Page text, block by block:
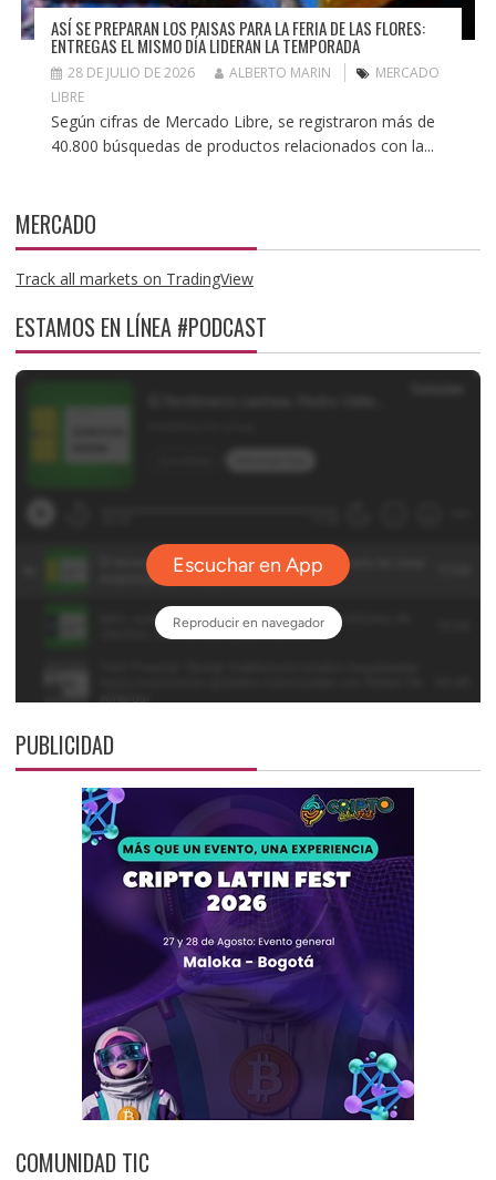
ASÍ SE PREPARAN LOS PAISAS PARA LA FERIA DE LAS FLORES:
ENTREGAS EL MISMO DÍA LIDERAN LA TEMPORADA
28 DE JULIO DE 2026 ALBERTO MARIN
MERCADO
LIBRE
Según cifras de Mercado Libre, se registraron más de
40.800 búsquedas de productos relacionados con la...
MERCADO
Track all markets on TradingView
ESTAMOS EN LÍNEA #PODCAST
PUBLICIDAD
COMUNIDAD TIC